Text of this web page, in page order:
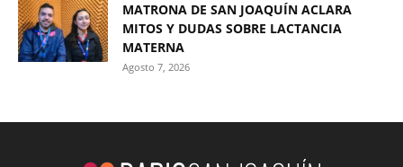
MATRONA DE SAN JOAQUÍN ACLARA
MITOS Y DUDAS SOBRE LACTANCIA
MATERNA
Agosto 7, 2026